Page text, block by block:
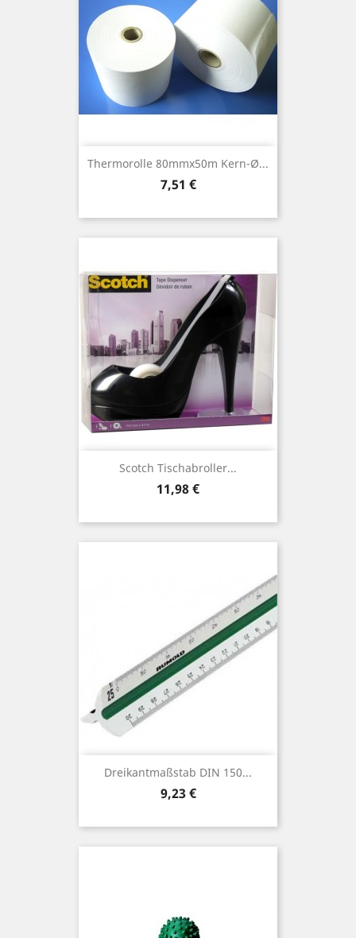
Thermorolle 80mmx50m Kern-Ø...
Preis
7,51 €
Scotch Tischabroller...
Preis
11,98 €
Dreikantmaßstab DIN 150...
Preis
9,23 €